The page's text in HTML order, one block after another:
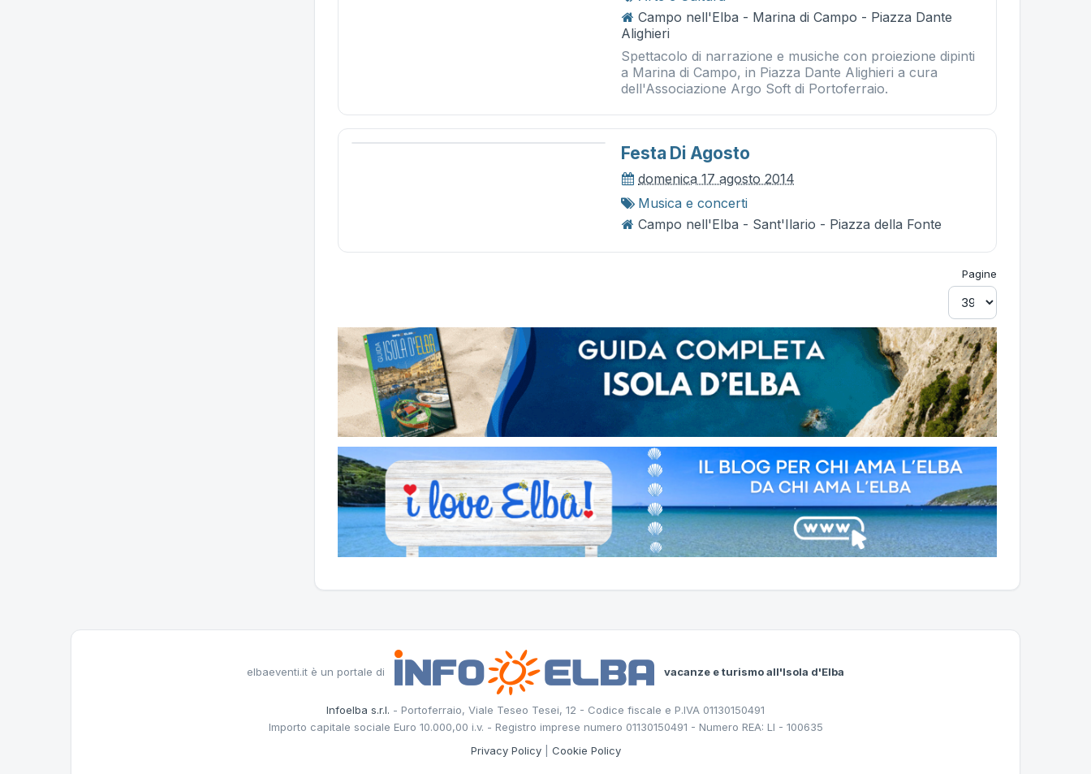
Campo nell'Elba - Marina di Campo - Piazza Dante
Alighieri
Spettacolo di narrazione e musiche con proiezione dipinti
a Marina di Campo, in Piazza Dante Alighieri a cura
dell'Associazione Argo Soft di Portoferraio.
Festa Di Agosto
domenica 17 agosto 2014
Musica e concerti
Campo nell'Elba - Sant'Ilario - Piazza della Fonte
Pagine
elbaeventi.it è un portale di vacanze e turismo all'Isola d'Elba
Infoelba s.r.l. - Portoferraio, Viale Teseo Tesei, 12 - Codice fiscale e P.IVA 01130150491
Importo capitale sociale Euro 10.000,00 i.v. - Registro imprese numero 01130150491 - Numero REA: LI - 100635
Privacy Policy| Cookie Policy